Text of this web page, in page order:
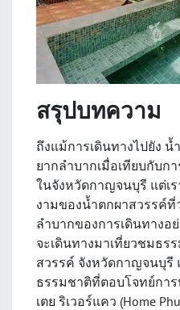
สรุปบทความ
ถึงแม้การเดินทางไปยัง น้
ยากลำบากเมื่อเทียบกับก
ในจังหวัดกาญจนบุรี แต่เ
งามของน้ำตกผาสวรรค์
ลำบากของการเดินทาง
จะเดินทางมาเที่ยวชมธร
สวรรค์ จังหวัดกาญจนบุรี
ธรรมชาติที่ตอบโจทย์กา
เตย ริเวอร์แคว (Home